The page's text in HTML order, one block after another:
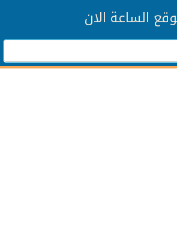
الساعة الان